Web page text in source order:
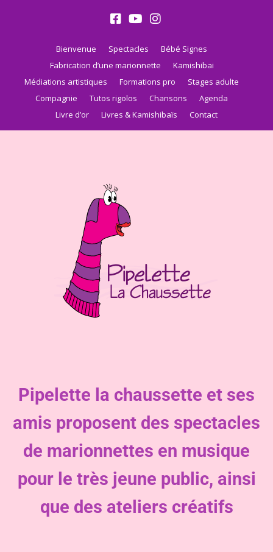
Bienvenue Spectacles
Bébé Signes
Fabrication d’une marionnette
Kamishibai
Médiations artistiques
Formations pro
Stages adulte
Compagnie
Tutos rigolos Chansons
Agenda
Livre d’or
Livres & Kamishibaïs Contact
Pipelette la chaussette et ses
amis proposent des spectacles
de marionnettes en musique
pour le très jeune public, ainsi
que des ateliers créatifs